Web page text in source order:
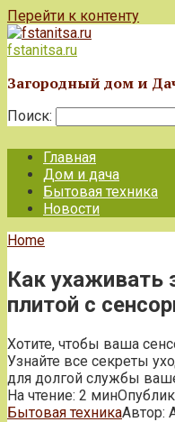
Перейти к контенту
fstanitsa.ru
Загородный дом и
Поиск:
Главная
Дом и дача
Бытовая техника
Новости
Home
Как ухаживать
плитой с
Хотите, чтобы ваша
Узнайте все секреты
для долгой службы
На чтение: 2 мин
Бытовая техникаАвтор: